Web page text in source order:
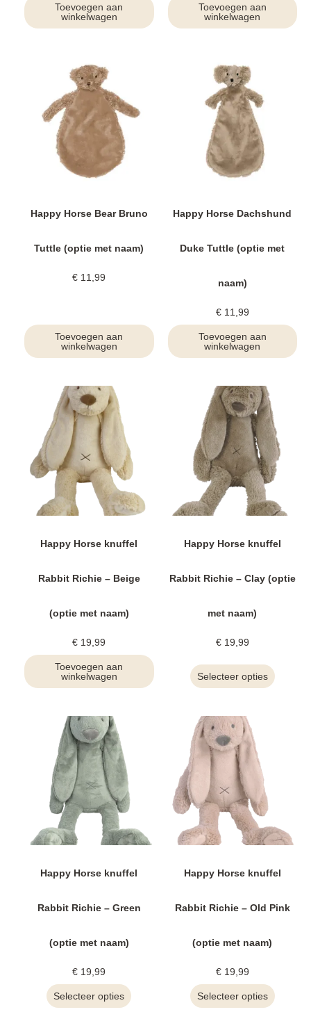
Toevoegen aan
winkelwagen
Toevoegen aan
winkelwagen
Happy Horse Bear Bruno
Tuttle (optie met naam)
€ 11,99
Toevoegen aan
winkelwagen
Happy Horse Dachshund
Duke Tuttle (optie met
naam)
€11,99
Toevoegen aan
winkelwagen
Happy Horse knuffel
Rabbit Richie – Beige
(optie met naam)
€ 19,99
Toevoegen aan
winkelwagen
Happy Horse knuffel
Rabbit Richie – Clay (optie
met naam)
€19,99
Selecteer opties
Happy Horse knuffel
Rabbit Richie – Green
(optie met naam)
€ 19,99
Selecteer opties
Happy Horse knuffel
Rabbit Richie – Old Pink
(optie met naam)
€19,99
Selecteer opties